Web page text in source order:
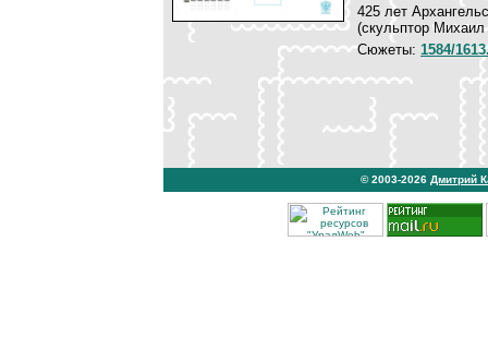
425 лет
(скульптор
Сюжеты: 1584/
© 2003-2026 Дмитрий